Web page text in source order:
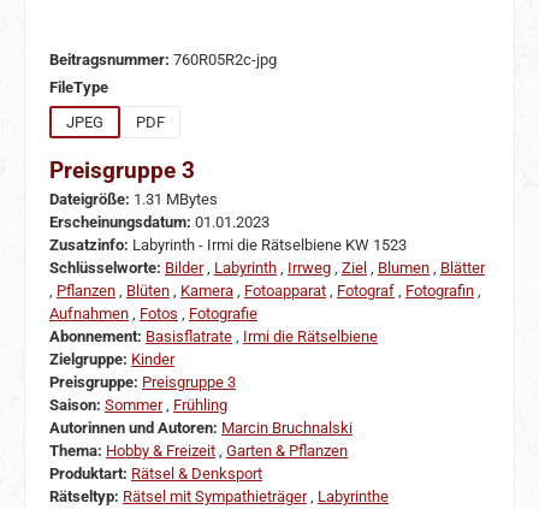
Beitragsnummer: 760R05R2c-jpg
FileTypeauswählen
JPEG
PDF
Preisgruppe 3
Dateigröße: 1.31 MBytes
Erscheinungsdatum: 01.01.2023
Zusatzinfo: Labyrinth - Irmi die Rätselbiene KW 1523
Schlüsselworte: Bilder, Labyrinth , Irrweg , Ziel , Blumen , Blätter
, Pflanzen , Blüten , Kamera , Fotoapparat , Fotograf , Fotografin ,
Aufnahmen , Fotos , Fotografie
Abonnement: Basisflatrate , Irmi die Rätselbiene
Zielgruppe: Kinder
Preisgruppe: Preisgruppe 3
Saison: Sommer, Frühling
Autorinnen und Autoren: Marcin Bruchnalski
Thema: Hobby & Freizeit , Garten & Pflanzen
Produktart: Rätsel & Denksport
Rätseltyp: Rätsel mit Sympathieträger, Labyrinthe